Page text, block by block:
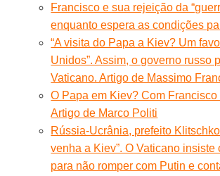
Francisco e sua rejeição da
enquanto espera as condições
“A visita do Papa a Kiev? Um
Unidos”. Assim, o governo russo
Vaticano. Artigo de Massimo
O Papa em Kiev? Com
Artigo de Marco Politi
Rússia-Ucrânia, prefeito
venha a Kiev”. O Vaticano insiste
para não romper com Putin e